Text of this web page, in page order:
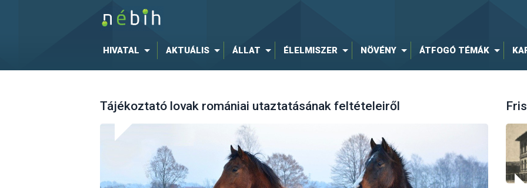
HIVATAL AKTUÁLIS ÁLLAT ÉLELMISZER NÖVÉNY ÁTFOGÓ TÉMÁK
Tájékoztató lovak romániai utaztatásának feltételeiről